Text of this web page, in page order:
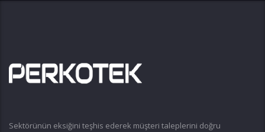
Sektörünün eksiğini teşhis ederek müşteri taleplerini doğru